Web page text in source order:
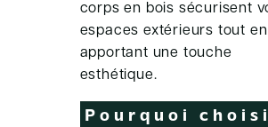
corps en bois sécurisent
espaces extérieurs tout en
apportant une touche
esthétique.
Pourquoi